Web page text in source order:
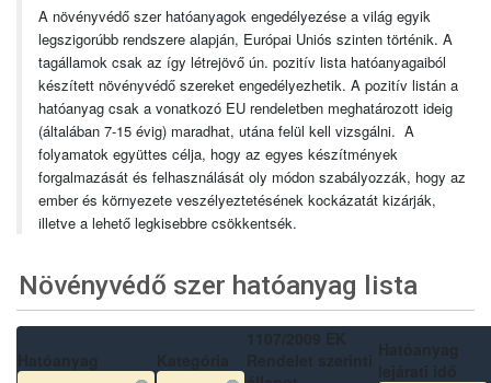
A növényvédő szer hatóanyagok engedélyezése a világ egyik
legszigorúbb rendszere alapján, Európai Uniós szinten történik. A
tagállamok csak az így létrejövő ún. pozitív lista hatóanyagaiból
készített növényvédő szereket engedélyezhetik. A pozitív listán a
hatóanyag csak a vonatkozó EU rendeletben meghatározott ideig
(általában 7-15 évig) maradhat, utána felül kell vizsgálni. A
folyamatok együttes célja, hogy az egyes készítmények
forgalmazását és felhasználását oly módon szabályozzák, hogy az
ember és környezete veszélyeztetésének kockázatát kizárják,
illetve a lehető legkisebbre csökkentsék.
Növényvédő szer hatóanyag lista